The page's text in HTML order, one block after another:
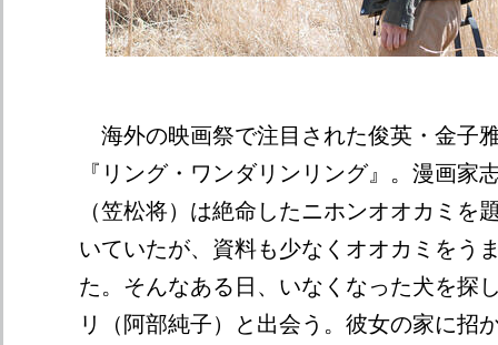
海外の映画祭で注目された俊英・金子
『リング・ワンダリンリング』。漫画家
（笠松将）は絶命したニホンオオカミを
いていたが、資料も少なくオオカミをう
た。そんなある日、いなくなった犬を探
リ（阿部純子）と出会う。彼女の家に招